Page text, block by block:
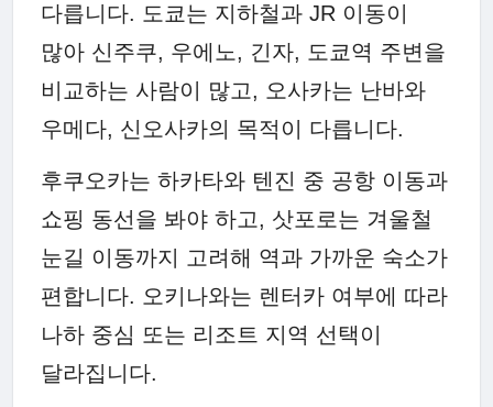
다릅니다. 도쿄는 지하철과 JR 이동이
많아 신주쿠, 우에노, 긴자, 도쿄역 주변을
비교하는 사람이 많고, 오사카는 난바와
우메다, 신오사카의 목적이 다릅니다.
후쿠오카는 하카타와 텐진 중 공항 이동과
쇼핑 동선을 봐야 하고, 삿포로는 겨울철
눈길 이동까지 고려해 역과 가까운 숙소가
편합니다. 오키나와는 렌터카 여부에 따라
나하 중심 또는 리조트 지역 선택이
달라집니다.